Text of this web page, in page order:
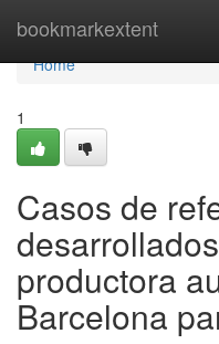
bookmarkextent
Home
Home
1
Casos de
productora
Barcelona